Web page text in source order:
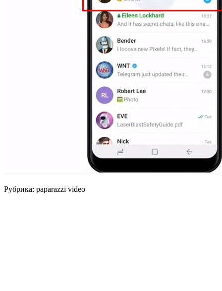
Рубрика: paparazzi video